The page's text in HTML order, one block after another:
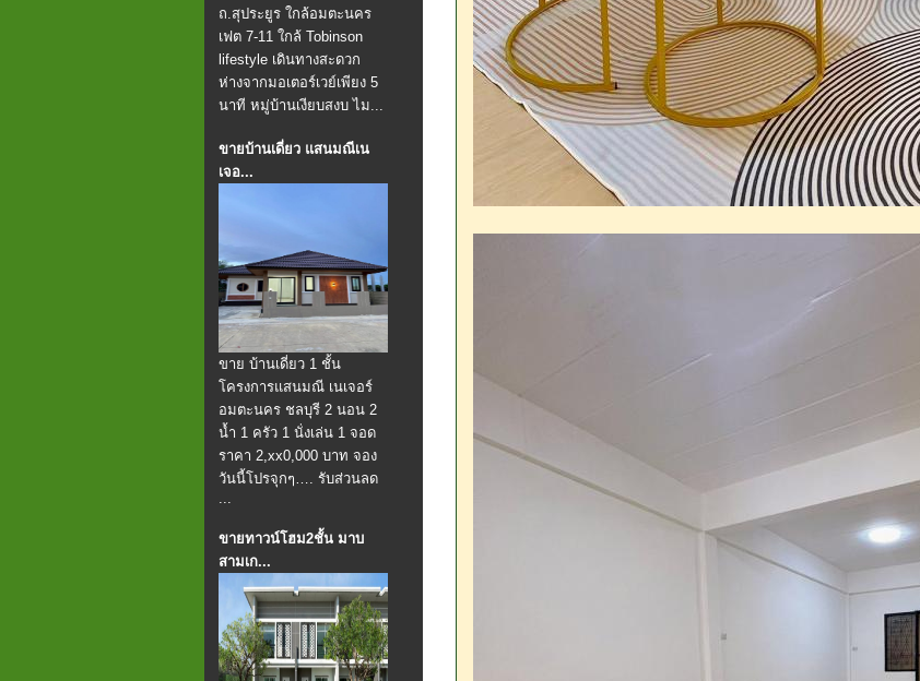
ถ.สุประยูร ใกล้อมตะนคร
เฟต 7-11 ใกล้ Tobinson
lifestyle เดินทางสะดวก
ห่างจากมอเตอร์เวย์เพียง 5
นาที หมู่บ้านเงียบสงบ ไม...
ขายบ้านเดี่ยว แสนมณีเน
เจอ...
ขาย บ้านเดี่ยว 1 ชั้น
โครงการแสนมณี เนเจอร์
อมตะนคร ชลบุรี 2 นอน 2
น้ำ 1 ครัว 1 นั่งเล่น 1 จอด
ราคา 2,xx0,000 บาท จอง
วันนี้โปรจุกๆ…. รับส่วนลด
...
ขายทาวน์โฮม2ชั้น มาบ
สามเก...